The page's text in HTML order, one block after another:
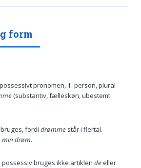
form
pronomen, 1. person, plural
(substantiv, fælleskøn, ubestemt
fordi drømmestår i flertal.
min drøm.
possessiv bruges ikke artiklen deeller